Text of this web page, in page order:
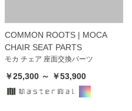
COMMON ROOTS | MOCA
CHAIR SEAT PARTS
モカ チェア 座面交換パーツ
￥25,300 ～ ￥53,900